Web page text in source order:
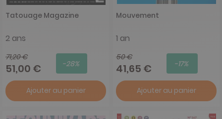
Tatouage Magazine
2 ans
71,20 €
51,00 € -28%
Ajouter au panier
Mouvement
1 an
50 €
41,65 € -17%
Ajouter au panier